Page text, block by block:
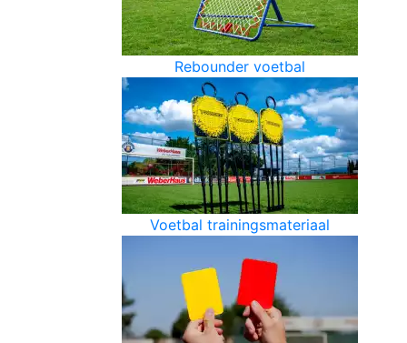
Rebounder voetbal
Voetbal trainingsmateriaal